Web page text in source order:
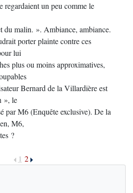
regardaient un peu comme le
du malin. ». Ambiance, ambiance.
porter plainte contre ces
lui
plus ou moins approximatives,
Bernard de la Villardière est
», le
par M6 (Enquête exclusive). De la
M6,
?
1 2